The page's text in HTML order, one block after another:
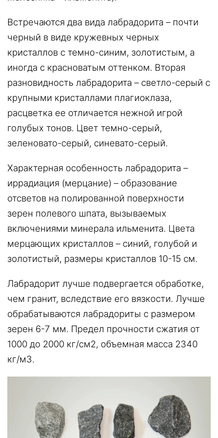
Встречаются два вида лабрадорита – почти
черный в виде кружевных черных
кристаллов с темно-синим, золотистым, а
иногда с красноватым оттенком. Вторая
разновидность лабрадорита – светло-серый с
крупными кристаллами плагиоклаза,
расцветка ее отличается нежной игрой
голубых тонов. Цвет темно-серый,
зеленовато-серый, синевато-серый.
Характерная особенность лабрадорита –
иррадиация (мерцание) – образование
отсветов на полированной поверхности
зерен полевого шпата, вызываемых
включениями минерала ильменита. Цвета
мерцающих кристаллов – синий, голубой и
золотистый, размеры кристаллов 10-15 см.
Лабрадорит лучше подвергается обработке,
чем гранит, вследствие его вязкости. Лучше
обрабатываются лабрадориты с размером
зерен 6-7 мм. Предел прочности сжатия от
1000 до 2000 кг/см2, объемная масса 2340
кг/м3.